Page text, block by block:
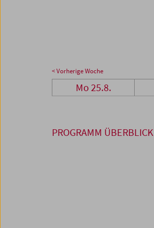
< Vorherige Woche
Mo 25.8.
PROGRAMM ÜBERBLICK